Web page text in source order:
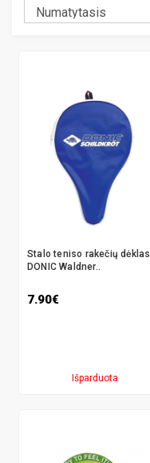
Stalo teniso rakečių dėklas
DONIC Waldner..
7.90€
Išparduota